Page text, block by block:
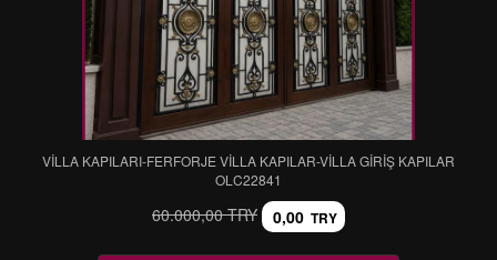
VİLLA KAPILARI-FERFORJE VİLLA KAPILAR-VİLLA GİRİŞ KAPILAR
OLC22841
60.000,00 TRY 0,00 TRY